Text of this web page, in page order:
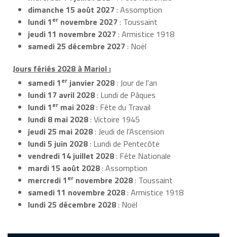
dimanche 15 août 2027: Assomption
lundi 1er novembre 2027: Toussaint
jeudi 11 novembre 2027: Armistice 1918
samedi 25 décembre 2027: Noël
Jours fériés 2028 à Mariol :
samedi 1er janvier 2028: Jour de l'an
lundi 17 avril 2028: Lundi de Pâques
lundi 1er mai 2028: Fête du Travail
lundi 8 mai 2028: Victoire 1945
jeudi 25 mai 2028: Jeudi de l'Ascension
lundi 5 juin 2028: Lundi de Pentecôte
vendredi 14 juillet 2028: Fête Nationale
mardi 15 août 2028: Assomption
mercredi 1er novembre 2028: Toussaint
samedi 11 novembre 2028: Armistice 1918
lundi 25 décembre 2028: Noël